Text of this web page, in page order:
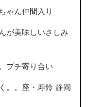
ゃん仲間入り
が美味しいさしみ
プチ寄り合い
。。座・寿鈴 静岡